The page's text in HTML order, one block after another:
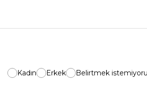
Kadın Erkek Belirtmek